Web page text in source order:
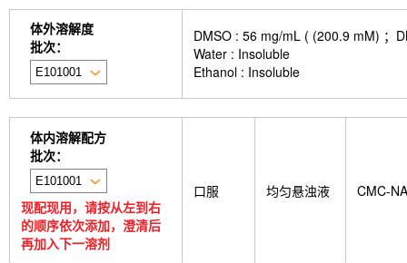
L-carnosine
Id1 Rabbit
Calponin Rabbit Recombinant mAb
Pedunculoside
5-Hydroxymethylfurfural
Pyroglutamic acid
(+)-Guaiacin
Waltonitone
Hydrochloride
β-Alanine methyl ester
Aminomalonic acid
3-Hydroxybenzoic acid
体外溶解度
批次：
DMSO : 56 mg/mL ( (200.9 mM) ；
Water : Insoluble
Ethanol : Insoluble
体内溶解配方
批次：
现配现用，请按从左到右
的顺序依次添加，澄清后
再加入下一溶剂
口服 均匀悬浊液 CMC-NA